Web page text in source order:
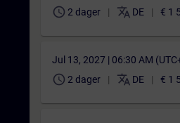
schedule 2 dager translate DE € 1
Jul 13, 2027 | 06:30 AM
schedule 2 dager translate DE € 1